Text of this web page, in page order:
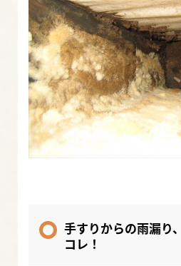
手すりからの雨漏り
コレ！